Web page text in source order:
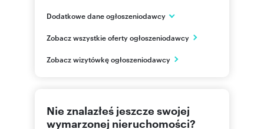
Dodatkowe dane ogłoszeniodawcy
Szczecin
PL
Zobacz wszystkie oferty ogłoszeniodawcy
Zobacz wizytówkę ogłoszeniodawcy
Nie znalazłeś jeszcze swojej
wymarzonej nieruchomości?